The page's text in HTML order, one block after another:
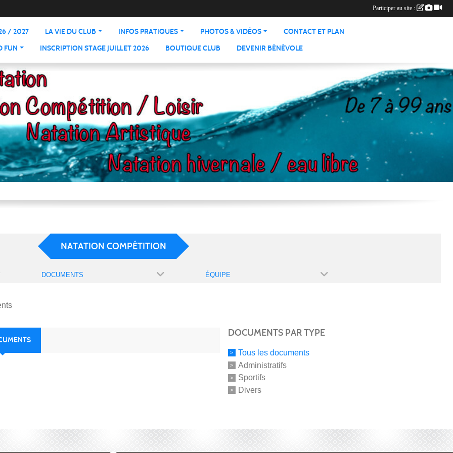
/ 2027 LA VIE DU CLUB INFOS PRATIQUES PHOTOS & VIDÉOS
CONTACT ET PLAN
FUN
INSCRIPTION STAGE JUILLET 2026 BOUTIQUE CLUB DEVENIR BÉNÉVOLE
NATATION COMPÉTITION
DOCUMENTS ÉQUIPE
DOCUMENTS PAR TYPE
Tous les documents
Administratifs
Sportifs
Divers
Participer au site :